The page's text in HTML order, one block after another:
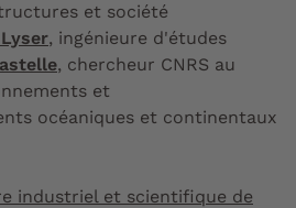
et société
, ingénieure d'études
, chercheur CNRS au
et
océaniques et continentaux
industriel et scientifique de